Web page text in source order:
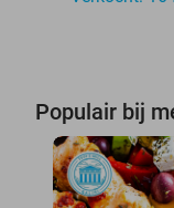
Populair bij